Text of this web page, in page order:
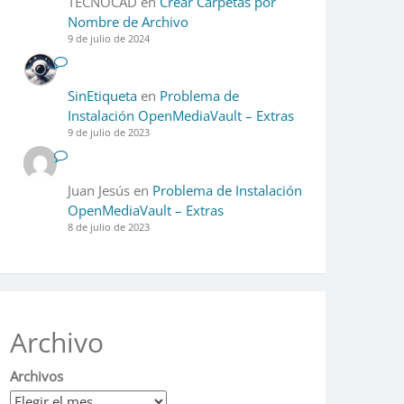
Nombre de Archivo
9 de julio de 2024
SinEtiquetaen Problema de
Instalación OpenMediaVault – Extras
9 de julio de 2023
Juan Jesúsen Problema de Instalación
OpenMediaVault – Extras
8 de julio de 2023
Archivo
Archivos